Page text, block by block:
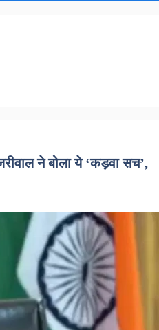
ने बोला ये ‘कड़वा सच’,